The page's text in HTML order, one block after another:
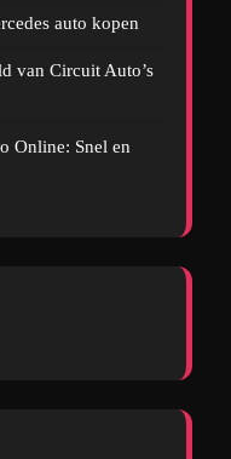
auto kopen
van Circuit Auto’s
Online: Snel en